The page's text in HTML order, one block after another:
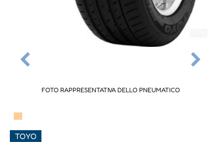
FOTO RAPPRESENTATIVA DELLO PNEUMATICO
▀
TOYO